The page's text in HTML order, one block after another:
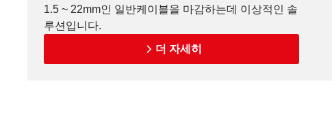
1.5 ~ 22mm인 일반케이블을 마감하는데 이상적인 솔
루션입니다.
더 자세히